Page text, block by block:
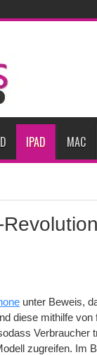
Marktes
verfügbar
20 Prozent steigen
Modell Apples
IPAD MAC
unter Beweis,
diese mithilfe von
Verbraucher
zugreifen. Im